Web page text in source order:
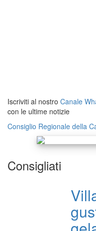
Iscriviti al nostro Canale
con le ultime notizie
Consiglio Regionale della
Consigliati